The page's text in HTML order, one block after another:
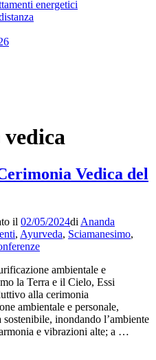
energetici
vedica
Vedica del
il 02/05/2024di Ananda
, Ayurveda, Sciamanesimo,
ambientale e
la Terra e il Cielo, Essi
alla cerimonia
ambientale e personale,
inondando l’ambiente
e vibrazioni alte; a …